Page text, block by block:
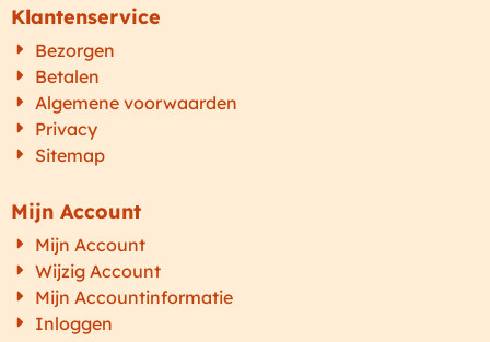
Klantenservice
Bezorgen
Betalen
Algemene voorwaarden
Privacy
Sitemap
Mijn Account
Mijn Account
Wijzig Account
Mijn Accountinformatie
Inloggen